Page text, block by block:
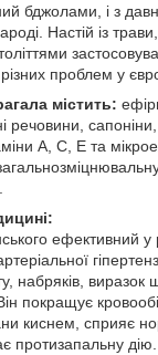
бджолами, і з
Настій із
проблем у
містить:
речовини, сапоніни,
А, С, Е та
ефективний у
набряків, виразок
покращує
киснем, сприяє
протизапальну